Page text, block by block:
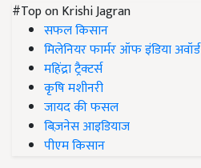
#Top on Krishi Jagran
सफल किसान
मिलेनियर फार्मर ऑफ इंडिया अवॉर्ड
महिंद्रा ट्रैक्टर्स
कृषि मशीनरी
जायद की फसल
बिज़नेस आइडियाज
पीएम किसान